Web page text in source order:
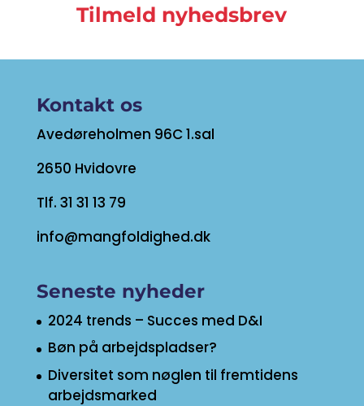
Tilmeld nyhedsbrev
Kontakt os
Avedøreholmen 96C 1.sal
2650 Hvidovre
Tlf. 31 31 13 79
info@mangfoldighed.dk
Seneste nyheder
2024 trends – Succes med D&I
Bøn på arbejdspladser?
Diversitet som nøglen til fremtidens
arbejdsmarked